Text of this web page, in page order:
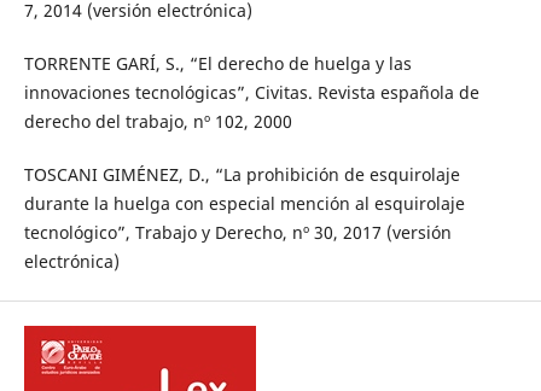
7, 2014 (versión electrónica)
TORRENTE GARÍ, S., “El derecho de huelga y las
innovaciones tecnológicas”, Civitas. Revista española de
derecho del trabajo, nº 102, 2000
TOSCANI GIMÉNEZ, D., “La prohibición de esquirolaje
durante la huelga con especial mención al esquirolaje
tecnológico”, Trabajo y Derecho, nº 30, 2017 (versión
electrónica)